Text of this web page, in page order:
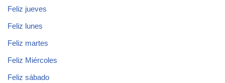
Feliz jueves
Feliz lunes
Feliz martes
Feliz Miércoles
Feliz sábado